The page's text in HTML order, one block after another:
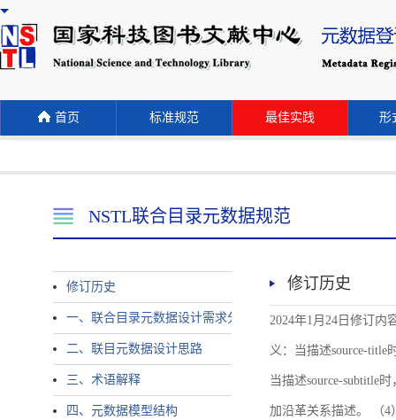
首页 标准规范 最佳实践 形
NSTL联合目录元数据规范
修订历史
一、联合目录元数据设计需求分析
二、联目元数据设计思路
三、术语解释
四、元数据模型结构
修订历史
2024年1月24日修订内
义：当描述source-title
当描述source-subtitle
加沿革关系描述。 （4